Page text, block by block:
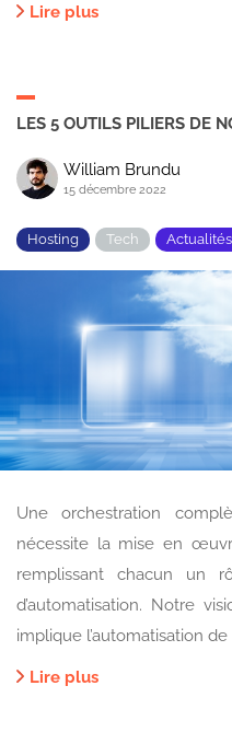
Lire plus
LES 5 OUTILS PILIERS DE
William Brundu
15 décembre 2022
Hosting Tech Actualités
Une orchestration
nécessite la mise en
remplissant chacun un
d’automatisation. Notre
implique l’automatisation de
Lire plus